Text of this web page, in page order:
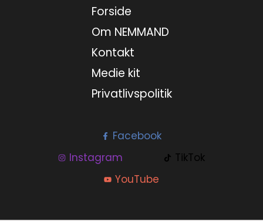
Forside
Om NEMMAND
Kontakt
Medie kit
Privatlivspolitik
Facebook
Instagram
TikTok
YouTube